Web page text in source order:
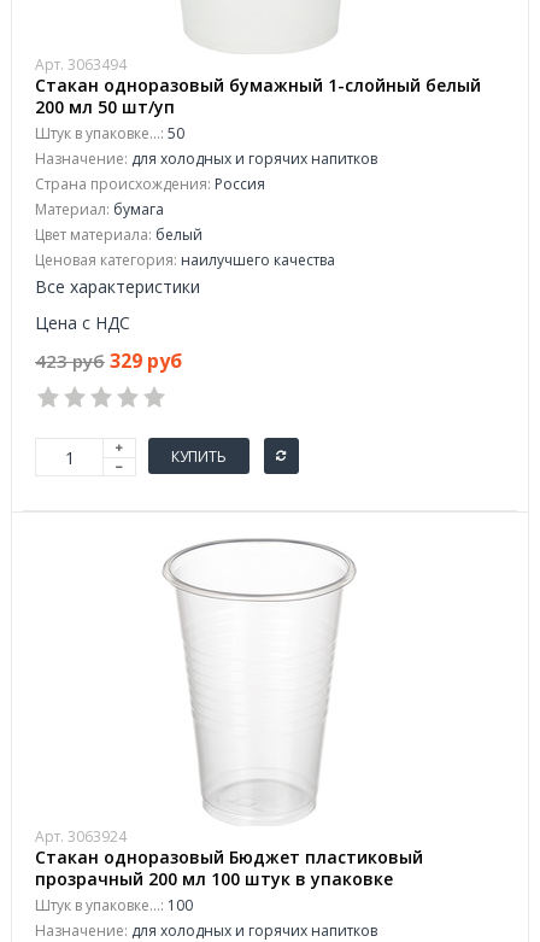
Арт. 3063494
Стакан одноразовый бумажный 1-слойный белый
200 мл 50 шт/уп
Штук в упаковке...: 50
Назначение: для холодных и горячих напитков
Страна происхождения: Россия
Материал: бумага
Цвет материала: белый
Ценовая категория: наилучшего качества
Все характеристики
Цена с НДС
423 руб 329 руб
КУПИТЬ
Арт. 3063924
Стакан одноразовый Бюджет пластиковый
прозрачный 200 мл 100 штук в упаковке
Штук в упаковке...: 100
Назначение: для холодных и горячих напитков